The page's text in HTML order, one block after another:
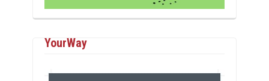
YourWay